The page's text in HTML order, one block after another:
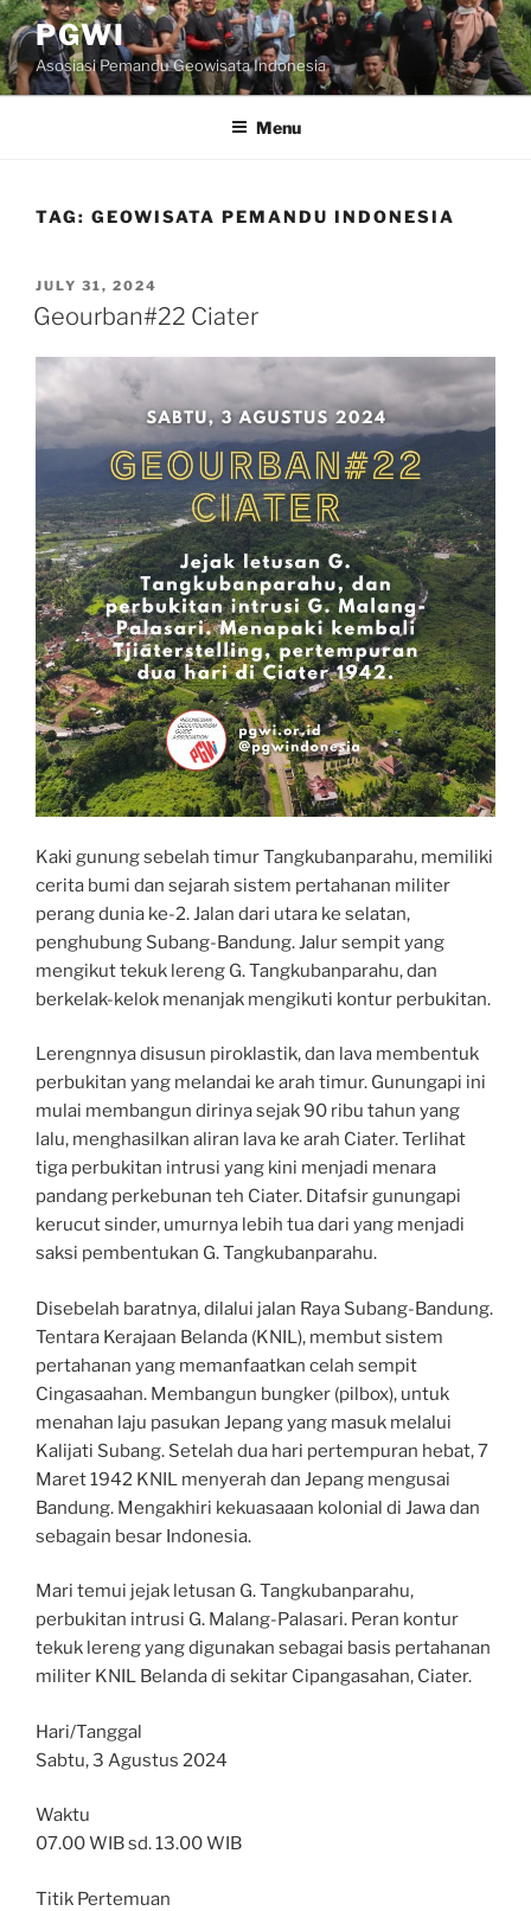
Skip
to
content
PGWI
Asosiasi Pemandu Geowisata Indonesia
Menu
TAG: GEOWISATA PEMANDU INDONESIA
POSTED
ON
JULY 31, 2024
Geourban#22 Ciater
Kaki gunung sebelah timur Tangkubanparahu, memiliki
cerita bumi dan sejarah sistem pertahanan militer
perang dunia ke-2. Jalan dari utara ke selatan,
penghubung Subang-Bandung. Jalur sempit yang
mengikut tekuk lereng G. Tangkubanparahu, dan
berkelak-kelok menanjak mengikuti kontur perbukitan.
Lerengnnya disusun piroklastik, dan lava membentuk
perbukitan yang melandai ke arah timur. Gunungapi ini
mulai membangun dirinya sejak 90 ribu tahun yang
lalu, menghasilkan aliran lava ke arah Ciater. Terlihat
tiga perbukitan intrusi yang kini menjadi menara
pandang perkebunan teh Ciater. Ditafsir gunungapi
kerucut sinder, umurnya lebih tua dari yang menjadi
saksi pembentukan G. Tangkubanparahu.
Disebelah baratnya, dilalui jalan Raya Subang-Bandung.
Tentara Kerajaan Belanda (KNIL), membut sistem
pertahanan yang memanfaatkan celah sempit
Cingasaahan. Membangun bungker (pilbox), untuk
menahan laju pasukan Jepang yang masuk melalui
Kalijati Subang. Setelah dua hari pertempuran hebat, 7
Maret 1942 KNIL menyerah dan Jepang mengusai
Bandung. Mengakhiri kekuasaaan kolonial di Jawa dan
sebagain besar Indonesia.
Mari temui jejak letusan G. Tangkubanparahu,
perbukitan intrusi G. Malang-Palasari. Peran kontur
tekuk lereng yang digunakan sebagai basis pertahanan
militer KNIL Belanda di sekitar Cipangasahan, Ciater.
Hari/Tanggal
Sabtu, 3 Agustus 2024
Waktu
07.00 WIB sd. 13.00 WIB
Titik Pertemuan